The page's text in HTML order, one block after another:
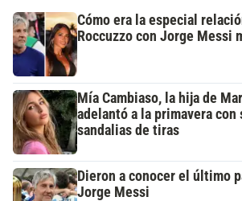
Cómo era la especial
Roccuzzo con Jorge Messi
Mía Cambiaso, la hija de
adelantó a la primavera
sandalias de tiras
Dieron a conocer el último
Jorge Messi